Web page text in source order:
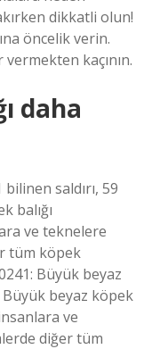
dikkatli olun!
öncelik verin.
kaçının.
daha
saldırı, 59
balığı
ve teknelere
tüm köpek
Büyük beyaz
Büyük beyaz köpek
ve
diğer tüm